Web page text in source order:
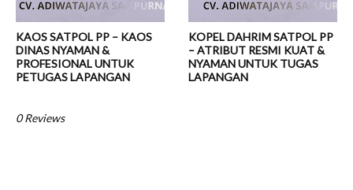
KAOS SATPOL PP – KAOS
DINAS NYAMAN &
PROFESIONAL UNTUK
PETUGAS LAPANGAN
KOPEL DAHRIM SATPOL PP
– ATRIBUT RESMI KUAT &
NYAMAN UNTUK TUGAS
LAPANGAN
0 Reviews